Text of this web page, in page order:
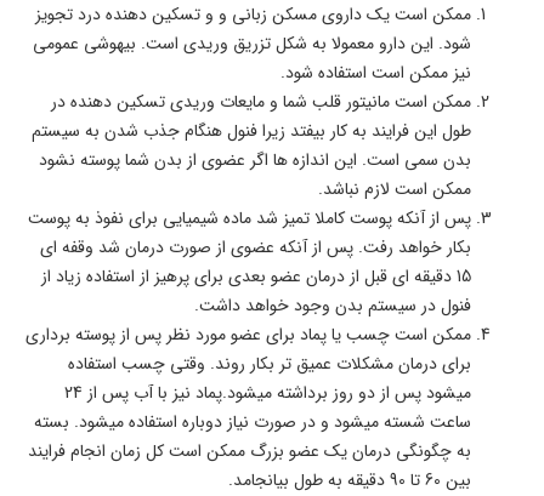
ممکن است یک داروی مسکن زبانی و و تسکین دهنده درد تجویز
شود. این دارو معمولا به شکل تزریق وریدی است. بیهوشی عمومی
نیز ممکن است استفاده شود.
ممکن است مانیتور قلب شما و مایعات وریدی تسکین دهنده در
طول این فرایند به کار بیفتد زیرا فنول هنگام جذب شدن به سیستم
بدن سمی است. این اندازه ها اگر عضوی از بدن شما پوسته نشود
ممکن است لازم نباشد.
پس از آنکه پوست کاملا تمیز شد ماده شیمیایی برای نفوذ به پوست
بکار خواهد رفت. پس از آنکه عضوی از صورت درمان شد وقفه ای
15 دقیقه ای قبل از درمان عضو بعدی برای پرهیز از استفاده زیاد از
فنول در سیستم بدن وجود خواهد داشت.
ممکن است چسب یا پماد برای عضو مورد نظر پس از پوسته برداری
برای درمان مشکلات عمیق تر بکار روند. وقتی چسب استفاده
میشود پس از دو روز برداشته میشود.پماد نیز با آب پس از 24
ساعت شسته میشود و در صورت نیاز دوباره استفاده میشود. بسته
به چگونگی درمان یک عضو بزرگ ممکن است کل زمان انجام فرایند
بین 60 تا 90 دقیقه به طول بیانجامد.